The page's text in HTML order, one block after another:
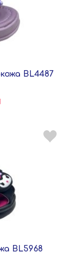
BL4487
BL5968